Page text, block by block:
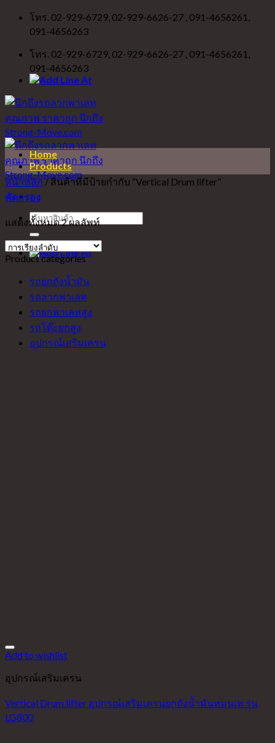
Skip
content
โทร. 02-929-6729, 02-929-6626-27 , 091-4656261,
091-4656263
โทร. 02-929-6729, 02-929-6626-27 , 091-4656261,
091-4656263
ค้นหา:
Home
Products
หน้าหลัก/สินค้าที่มีป้ายกำกับ “Vertical Drum lifter”
คัดกรอง
แสดงทั้งหมด 2 ผลลัพท์
Product categories
รถยกถังน้ำมัน
รถลากพาเลท
รถยกพาเลทสูง
รถโต๊ะยกสูง
อุปกรณ์เสริมเครน
Add to wishlist
อุปกรณ์เสริมเครน
Vertical Drum lifter อุปกรณ์เสริมเครนยกถังน้ำมันหมุนเท รุ่น
LG800